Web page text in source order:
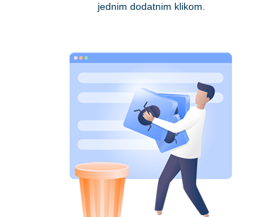
jednim dodatnim klikom.